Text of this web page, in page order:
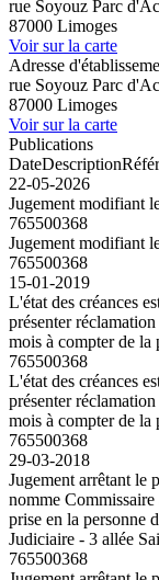
rue Soyouz Parc
87000 Limoges
Voir sur la carte
Adresse
rue Soyouz Parc
87000 Limoges
Voir sur la carte
Publications
DateDescription
22-05-2026
Jugement modifiant
765500368
Jugement modifiant
765500368
15-01-2019
L'état des créances
présenter
mois à compter de la
765500368
L'état des créances
présenter
mois à compter de la
765500368
29-03-2018
Jugement arrêtant le
nomme
prise en la
Judiciaire - 3 allée
765500368